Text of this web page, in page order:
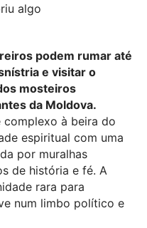
algo
podem rumar até
e visitar o
mosteiros
da Moldova.
complexo à beira do
espiritual com uma
por muralhas
de história e fé. A
rara para
num limbo político e